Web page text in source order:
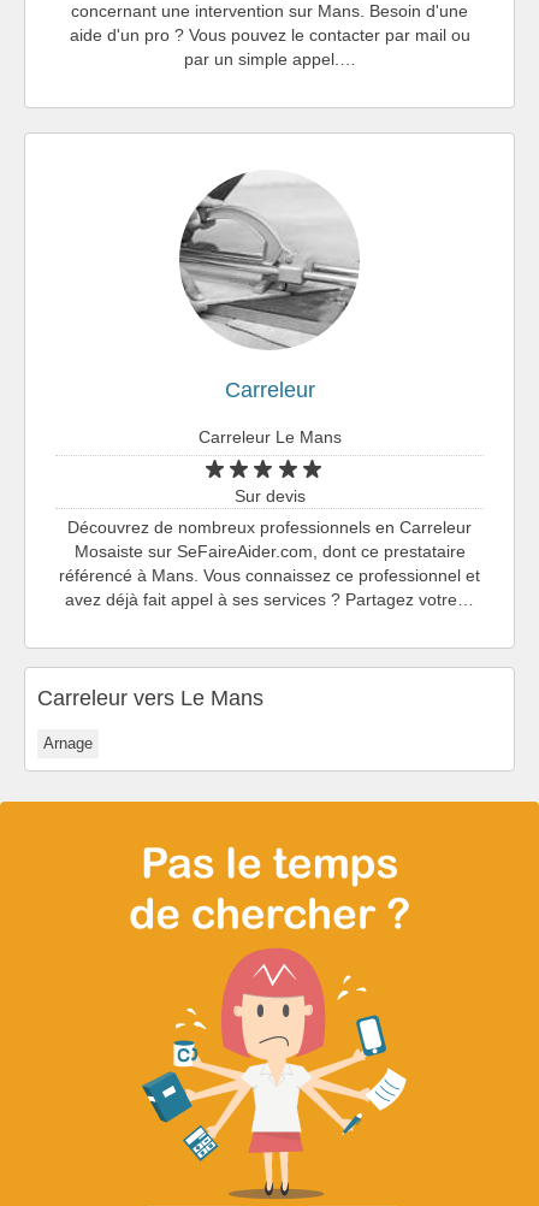
concernant une intervention sur Mans. Besoin d'une
aide d'un pro ? Vous pouvez le contacter par mail ou
par un simple appel.…
Carreleur
Carreleur Le Mans
Sur devis
Découvrez de nombreux professionnels en Carreleur
Mosaiste sur SeFaireAider.com, dont ce prestataire
référencé à Mans. Vous connaissez ce professionnel et
avez déjà fait appel à ses services ? Partagez votre…
Carreleur vers Le Mans
Arnage